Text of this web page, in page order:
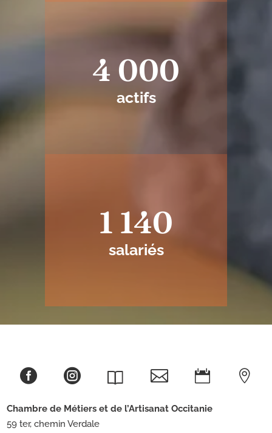
4 000
actifs
1 140
salariés
    
Chambre de Métiers et de l’ArtisanatOccitanie
59 ter, chemin Verdale